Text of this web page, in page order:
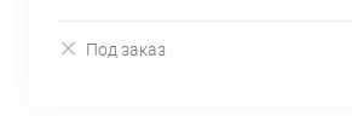
Под заказ